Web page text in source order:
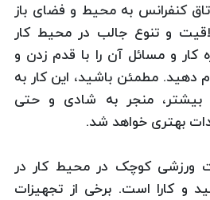
کنفرانس به محیط و فضای باز
و تنوع جالب در محیط کار
و مسائل آن را با قدم زدن و
دهید. مطمئن باشید، این کار به
بیشتر، منجر به شادی و حتی
بهتری خواهد شد.
ورزشی کوچک در محیط کار در
و کارا است. برخی از تجهیزات